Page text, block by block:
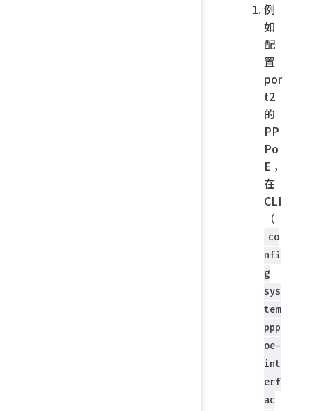
例
如
配
置
por
t2
的
PP
Po
E，
在
CLI
（
co
nfi
g
sys
tem
ppp
oe-
int
erf
ac